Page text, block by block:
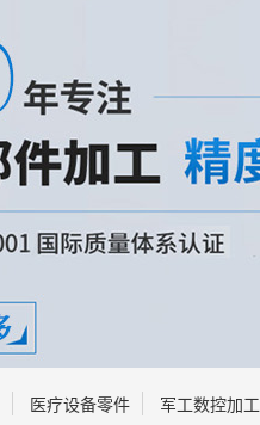
医疗设备零件 军工数控加工